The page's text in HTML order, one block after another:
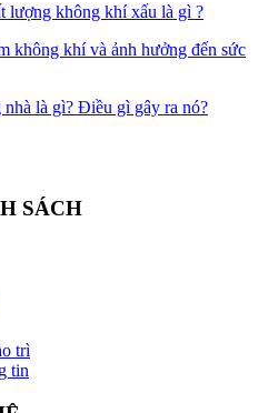
lượng không khí xấu là gì ?
không khí và ảnh hưởng đến sức
là gì? Điều gì gây ra nó?
SÁCH
trì
tin